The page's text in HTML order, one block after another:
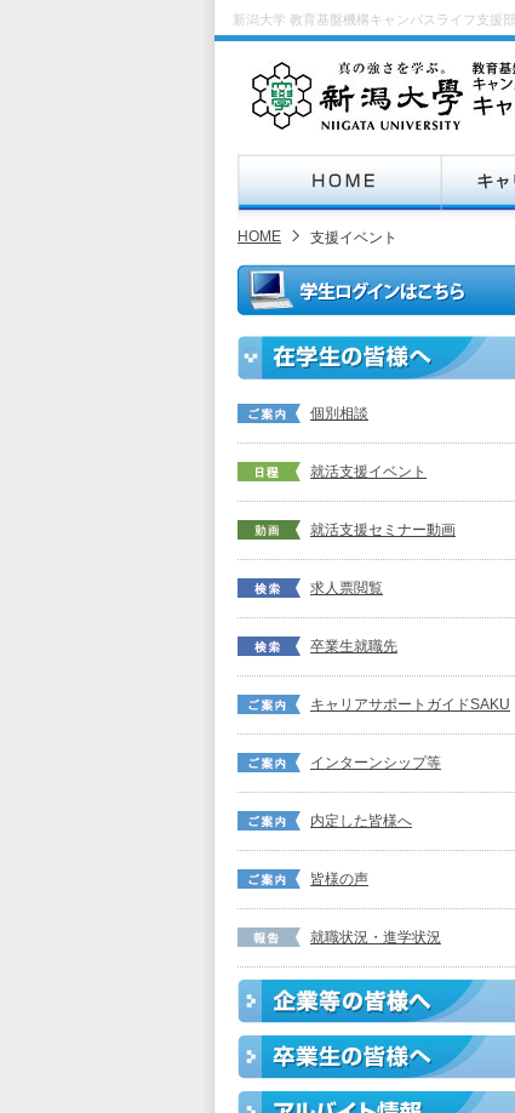
新潟大学 教育基盤機構キャンパスライフ支援
HOME 支援イベント
個別相談
就活支援イベント
就活支援セミナー動画
求人票閲覧
卒業生就職先
キャリアサポートガイドSAKU
インターンシップ等
内定した皆様へ
皆様の声
就職状況・進学状況